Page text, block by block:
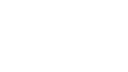
oder der
III 60 Prozent und
mit
der Summe der